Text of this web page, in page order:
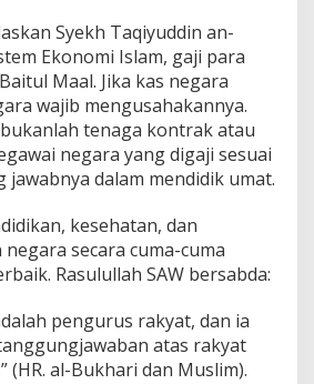
Syekh Taqiyuddin an-
Ekonomi Islam, gaji para
Maal. Jika kas negara
wajib mengusahakannya.
tenaga kontrak atau
negara yang digaji sesuai
jawabnya dalam mendidik umat.
kesehatan, dan
secara cuma-cuma
Rasulullah SAW bersabda:
pengurus rakyat, dan ia
atas rakyat
(HR. al-Bukhari dan Muslim).